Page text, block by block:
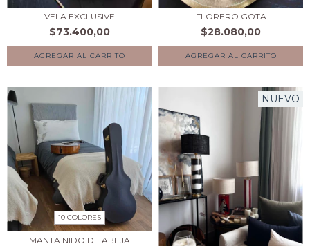
VELA EXCLUSIVE
$73.400,00
AGREGAR AL CARRITO
FLORERO GOTA
$28.080,00
AGREGAR AL CARRITO
10 COLORES
MANTA NIDO DE ABEJA
NUEVO